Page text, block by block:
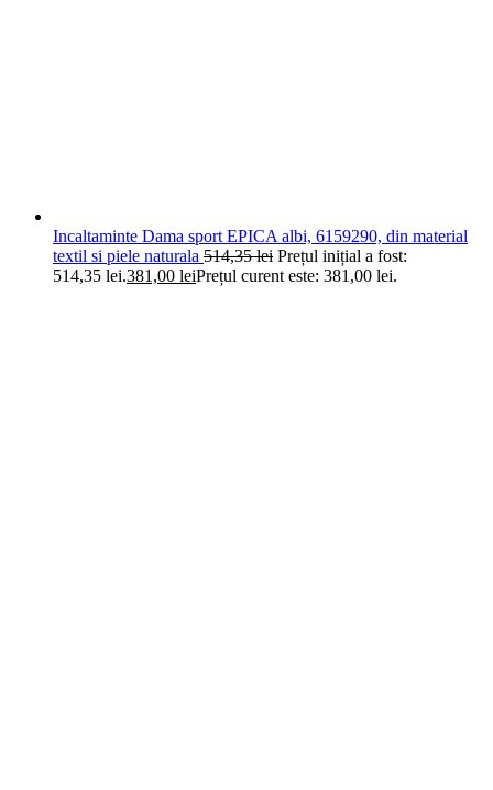
Incaltaminte Dama sport EPICA albi, 6159290, din material
textil si piele naturala 514,35lei Prețul inițial a fost:
514,35 lei.381,00 leiPrețul curent este: 381,00 lei.